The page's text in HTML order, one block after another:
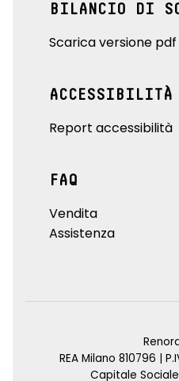
BILANCIO DI
Scarica versione pdf
ACCESSIBILITÀ
Report accessibilità
FAQ
Vendita
Assistenza
REA Milano 810796 |
Capitale